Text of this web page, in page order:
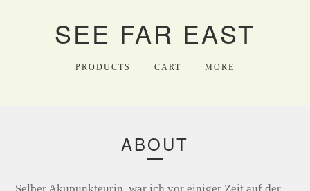
SEE FAR EAST
PRODUCTS CART MORE
ABOUT